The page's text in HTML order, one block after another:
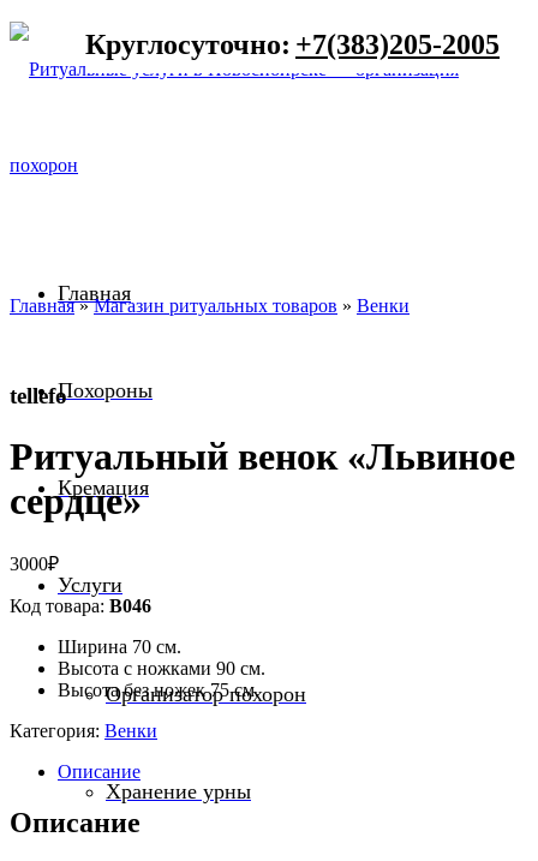
Круглосуточно: +7(383)205-2005
Главная
Похороны
Кремация
Услуги
Организатор похорон
Хранение урны
Главная»Магазин ритуальных товаров » Венки
tellefo
Ритуальный венок «Львиное
сердце»
3000₽
Код товара: В046
Ширина 70 см.
Высота с ножками 90 см.
Высота без ножек 75 см.
Категория: Венки
Описание
Описание